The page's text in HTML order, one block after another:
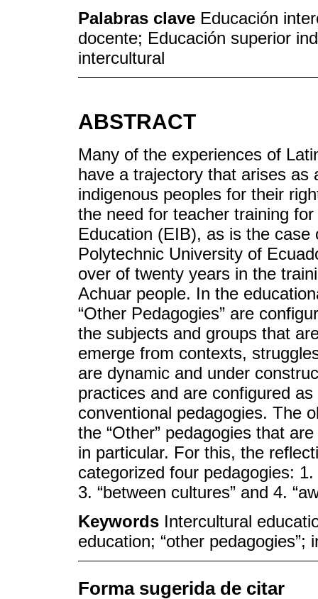
Palabras clave Educación
docente; Educación superior
intercultural
ABSTRACT
Many of the experiences of
have a trajectory that arises as
indigenous peoples for their
the need for teacher training
Education (EIB), as is the
Polytechnic University of
over of twenty years in the
Achuar people. In the
“Other Pedagogies” are
the subjects and groups that
emerge from contexts,
are dynamic and under
practices and are configured
conventional pedagogies. The
the “Other” pedagogies that
in particular. For this, the
categorized four pedagogies:
3. “between cultures” and 4.
Keywords Intercultural
education; “other
Forma sugerida de citar